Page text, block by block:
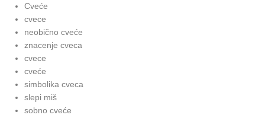
Cveće
cvece
neobično cveće
znacenje cveca
cvece
cveće
simbolika cveca
slepi miš
sobno cveće